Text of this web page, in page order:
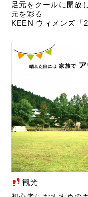
足元をクールに開放
元を彩る
KEEN ウィメンズ「
観光